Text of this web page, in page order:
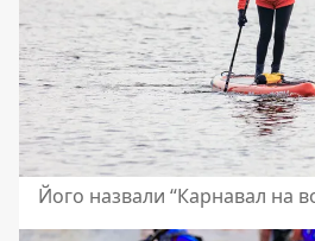
Його назвали “Карнавал на